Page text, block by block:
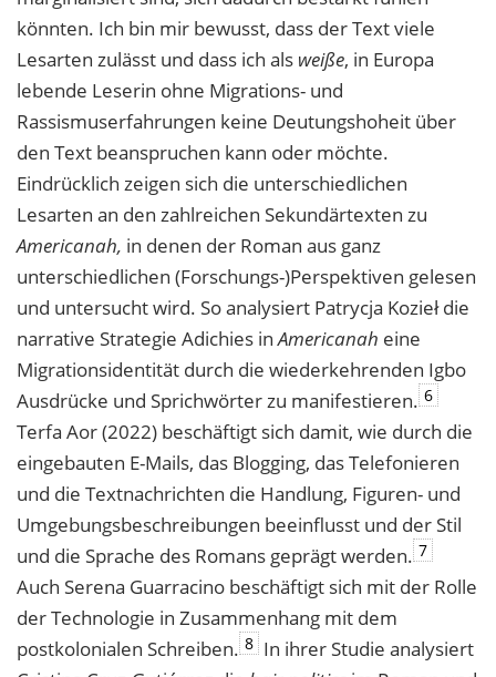
könnten. Ich bin mir bewusst, dass der Text viele
Lesarten zulässt und dass ich als weiße, in Europa
lebende Leserin ohne Migrations- und
Rassismuserfahrungen keine Deutungshoheit über
den Text beanspruchen kann oder möchte.
Eindrücklich zeigen sich die unterschiedlichen
Lesarten an den zahlreichen Sekundärtexten zu
Americanah, in denen der Roman aus ganz
unterschiedlichen (Forschungs-)Perspektiven gelesen
und untersucht wird. So analysiert Patrycja Kozieł die
narrative Strategie Adichies inAmericanah eine
Migrationsidentität durch die wiederkehrenden Igbo
Ausdrücke und Sprichwörter zu manifestieren. 6
Terfa Aor (2022) beschäftigt sich damit, wie durch die
eingebauten E-Mails, das Blogging, das Telefonieren
und die Textnachrichten die Handlung, Figuren- und
Umgebungsbeschreibungen beeinflusst und der Stil
und die Sprache des Romans geprägt werden. 7
Auch Serena Guarracino beschäftigt sich mit der Rolle
der Technologie in Zusammenhang mit dem
postkolonialen Schreiben. 8 In ihrer Studie analysiert